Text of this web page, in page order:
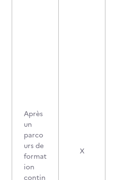
Après
un
parco
urs de
format
ion
contin
X